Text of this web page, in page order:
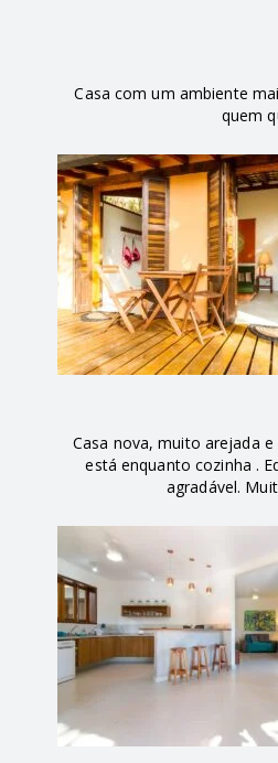
Casa com um ambiente
quem
Casa nova, muito arejada
está enquanto cozinha .
agradável.